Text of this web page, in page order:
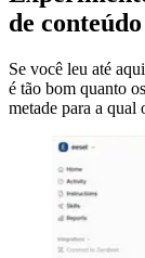
de conteúdo
Se você leu até
é tão bom quanto
metade para a qual